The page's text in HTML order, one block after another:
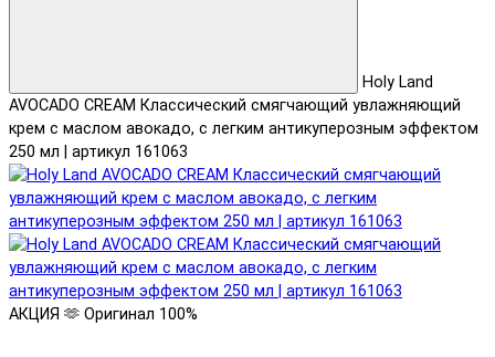
Holy Land
AVOCADO CREAM Классический смягчающий увлажняющий
крем с маслом авокадо, с легким антикуперозным эффектом
250 мл | артикул 161063
АКЦИЯ 🫶 Оригинал 100%